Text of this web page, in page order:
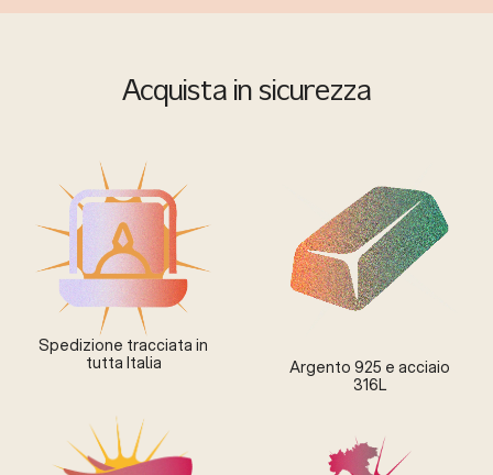
Acquista in sicurezza
Spedizione tracciata in
tutta Italia
Argento 925 e acciaio
316L